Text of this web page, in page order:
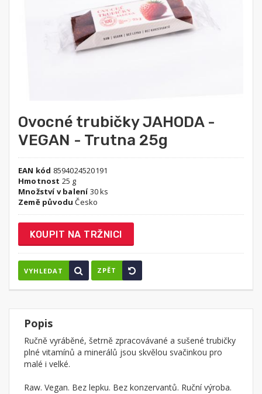
Ovocné trubičky JAHODA -
VEGAN - Trutna 25g
EAN kód 8594024520191
Hmotnost 25 g
Množství v balení30 ks
Země původu Česko
KOUPIT NA TRŽNICI
VYHLEDAT ZPĚT
Popis
Ručně vyráběné, šetrně zpracovávané a sušené trubičky
plné vitamínů a minerálů jsou skvělou svačinkou pro
malé i velké.
Raw. Vegan. Bez lepku. Bez konzervantů. Ruční výroba.